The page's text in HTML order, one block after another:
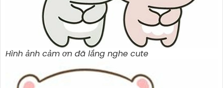
Hình ảnh cảm ơn đã lắng nghe cute